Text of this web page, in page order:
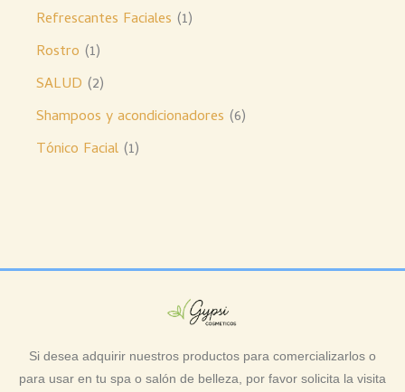
Refrescantes Faciales 1
Rostro 1
SALUD 2
Shampoos y acondicionadores 6
Tónico Facial 1
Si desea adquirir nuestros productos para comercializarlos o
para usar en tu spa o salón de belleza, por favor solicita la visita